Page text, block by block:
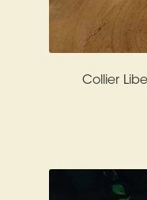
Collier